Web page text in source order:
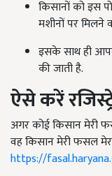
किसानों को इस
मशीनों पर मिलने
इसके साथ ही
की जाती है.
ऐसे करें
अगर कोई किसान मेरी
वह किसान मेरी फसल
https://